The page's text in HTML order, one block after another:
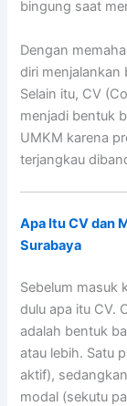
bingung saat
Dengan
diri menjalankan
Selain itu, CV
menjadi bentuk
UMKM karena
terjangkau
Apa Itu CV dan
Surabaya
Sebelum masuk
dulu apa itu CV.
adalah bentuk
atau lebih. Satu
aktif),
modal (sekutu